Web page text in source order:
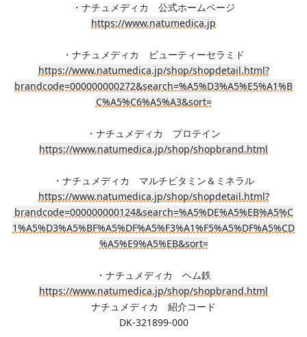
・ナチュメディカ 公式ホームページ
https://www.natumedica.jp
・ナチュメディカ ビューティーセラミド
https://www.natumedica.jp/shop/shopdetail.html?
brandcode=000000000272&search=%A5%D3%A5%E5%A1%B
C%A5%C6%A5%A3&sort=
・ナチュメディカ プロテイン
https://www.natumedica.jp/shop/shopbrand.html
・ナチュメディカ マルチビタミン＆ミネラル
https://www.natumedica.jp/shop/shopdetail.html?
brandcode=000000000124&search=%A5%DE%A5%EB%A5%C
1%A5%D3%A5%BF%A5%DF%A5%F3%A1%F5%A5%DF%A5%CD
%A5%E9%A5%EB&sort=
・ナチュメディカ ヘム鉄
https://www.natumedica.jp/shop/shopbrand.html
ナチュメディカ 紹介コード
DK-321899-000